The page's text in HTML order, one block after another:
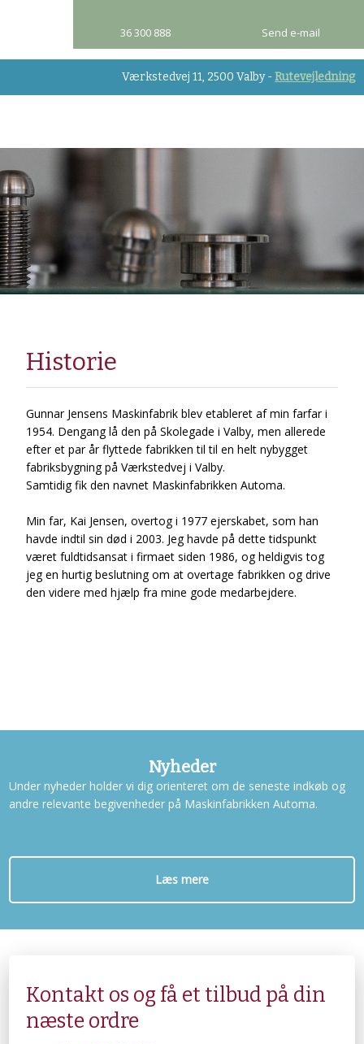
Værkstedvej 11, 2500 Valby -Rutevejledning​
36 300 888​ Send e-mail
Historie
Gunnar Jensens Maskinfabrik blev etableret af min farfar i
1954. Dengang lå den på Skolegade i Valby, men allerede
efter et par år flyttede fabrikken til til en helt nybygget
fabriksbygning på Værkstedvej i Valby.
Samtidig fik den navnet Maskinfabrikken Automa.
Min far, Kai Jensen, overtog i 1977 ejerskabet, som han
havde indtil sin død i 2003. Jeg havde på dette tidspunkt
været fuldtidsansat i firmaet siden 1986, og heldigvis tog
jeg en hurtig beslutning om at overtage fabrikken og drive
den videre med hjælp fra mine gode medarbejdere.
Nyheder
Under nyheder holder vi dig orienteret om de seneste indkøb og
andre relevante begivenheder på Maskinfabrikken Automa.
Læs mere
Kontakt os og få et tilbud på din
næste ordre